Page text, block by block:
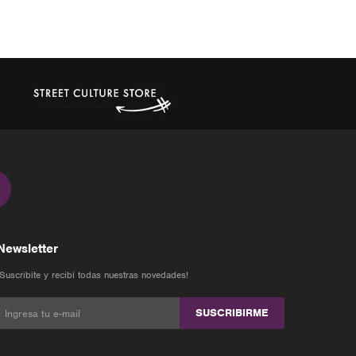
y recibí todas nuestras novedades!
SUSCRIBIRME